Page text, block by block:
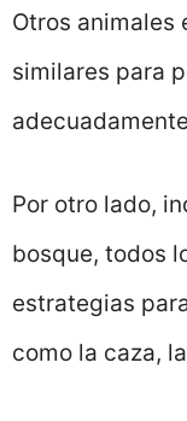
Otros animales
similares para
Por otro lado,
bosque, todos
estrategias
como la caza,